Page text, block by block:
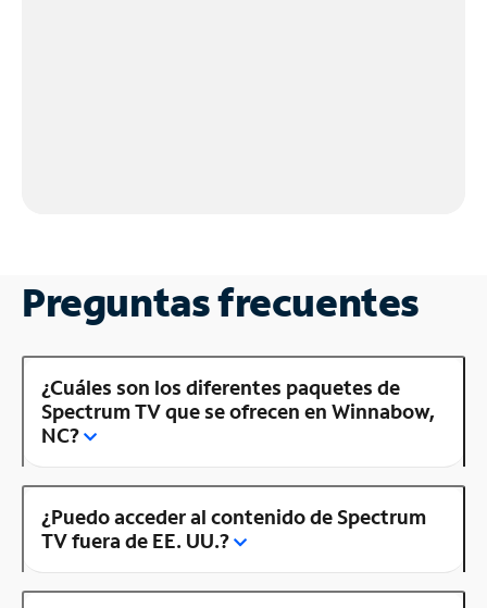
Preguntas frecuentes
¿Cuáles son los diferentes paquetes de
Spectrum TV que se ofrecen en Winnabow,
NC?
¿Puedo acceder al contenido de Spectrum
TV fuera de EE. UU.?